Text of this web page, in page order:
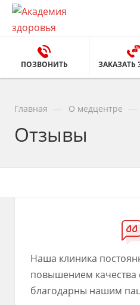
ПОЗВОНИТЬ ЗАКАЗАТЬ
Главная О медцентре
Отзывы
Наша клиника
повышением качества
благодарны нашим